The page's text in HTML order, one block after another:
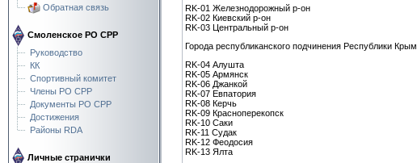
Обратная связь
Смоленское РО СРР
Руководство
КК
Спортивный комитет
Члены РО СРР
Документы РО СРР
Достижения
Районы RDA
Личные странички
RK-01 Железнодорожный р-он
RK-02 Киевский р-он
RK-03 Центральный р-он
Города республиканского подчинения Республики Крым
RK-04 Алушта
RK-05 Армянск
RK-06 Джанкой
RK-07 Евпатория
RK-08 Керчь
RK-09 Красноперекопск
RK-10 Саки
RK-11 Судак
RK-12 Феодосия
RK-13 Ялта